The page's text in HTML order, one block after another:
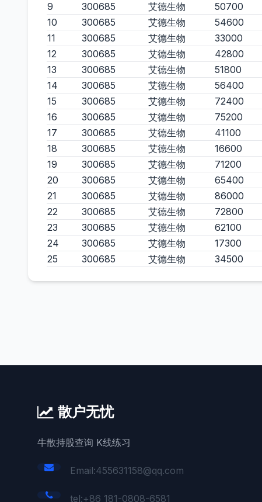
9
300685 艾德生物 50700
10
300685 艾德生物 54600
11
300685 艾德生物 33000
12
300685 艾德生物 42800
13
300685 艾德生物 51800
14
300685 艾德生物 56400
15
300685 艾德生物 72400
16
300685 艾德生物 75200
17
300685 艾德生物 41100
18
300685 艾德生物 16600
19
300685 艾德生物 71200
20
300685 艾德生物 65400
21
300685 艾德生物 86000
22
300685 艾德生物 72800
23
300685 艾德生物 62100
24
300685 艾德生物 17300
25
300685 艾德生物 34500
散户无忧
牛散持股查询 K线练习
Email:455631158@qq.com
tel:+86 181-0808-6581